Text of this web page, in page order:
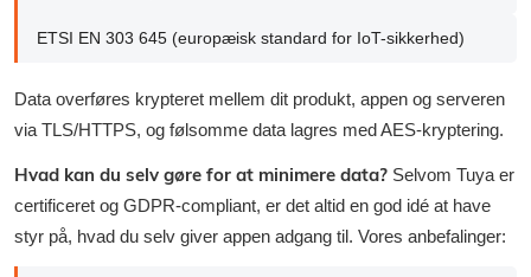
ETSI EN 303 645 (europæisk standard for IoT-sikkerhed)
Data overføres krypteret mellem dit produkt, appen og serveren
via TLS/HTTPS, og følsomme data lagres med AES-kryptering.
Hvad kan du selv gøre for at minimere data? Selvom Tuya er
certificeret og GDPR-compliant, er det altid en god idé at have
styr på, hvad du selv giver appen adgang til. Vores anbefalinger: